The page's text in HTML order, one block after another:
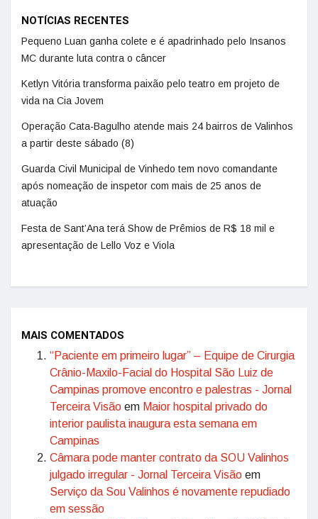
NOTÍCIAS RECENTES
Pequeno Luan ganha colete e é apadrinhado pelo Insanos
MC durante luta contra o câncer
Ketlyn Vitória transforma paixão pelo teatro em projeto de
vida na Cia Jovem
Operação Cata-Bagulho atende mais 24 bairros de Valinhos
a partir deste sábado (8)
Guarda Civil Municipal de Vinhedo tem novo comandante
após nomeação de inspetor com mais de 25 anos de
atuação
Festa de Sant’Ana terá Show de Prêmios de R$ 18 mil e
apresentação de Lello Voz e Viola
MAIS COMENTADOS
“Paciente em primeiro lugar” – Equipe de Cirurgia
Crânio-Maxilo-Facial do Hospital São Luiz de
Campinas promove encontro e palestras - Jornal
Terceira Visão em Maior hospital privado do
interior paulista inaugura esta semana em
Campinas
Câmara pode manter contrato da SOU Valinhos
julgado irregular - Jornal Terceira Visão em
Serviço da Sou Valinhos é novamente repudiado
em sessão